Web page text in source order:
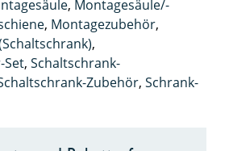
, Montagesäule/-
, Montagezubehör,
,
Set, Schaltschrank-
Zubehör, Schrank-